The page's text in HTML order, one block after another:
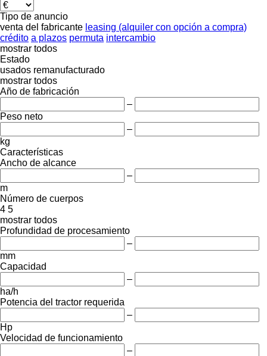
Tipo de anuncio
venta del fabricante leasing (alquiler con opción a compra)
crédito a plazos permuta intercambio
mostrar todos
Estado
usados remanufacturado
mostrar todos
Año de fabricación
–
Peso neto
–
kg
Características
Ancho de alcance
–
m
Número de cuerpos
4 5
mostrar todos
Profundidad de procesamiento
–
mm
Capacidad
–
ha/h
Potencia del tractor requerida
–
Hp
Velocidad de funcionamiento
–